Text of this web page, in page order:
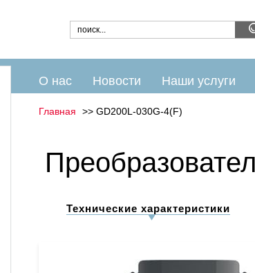
О нас Новости Наши услуги
Главная GD200L-030G-4(F)
Технические характеристики